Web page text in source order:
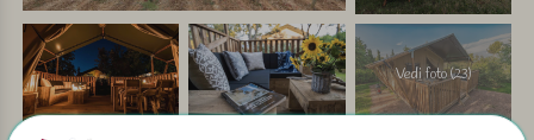
Vedi foto (23)